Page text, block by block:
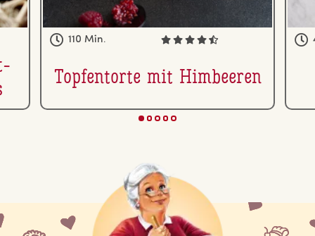
110 Min.
Top­fen­tor­te mit Himbeeren